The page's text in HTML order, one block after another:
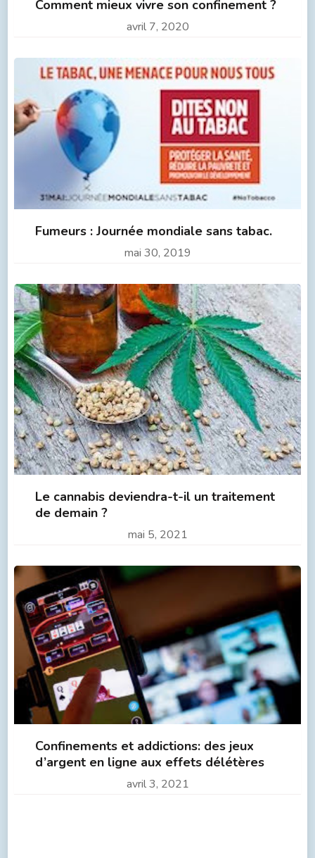
Comment mieux vivre son confinement ?
avril 7, 2020
Fumeurs : Journée mondiale sans tabac.
mai 30, 2019
Le cannabis deviendra-t-il un traitement
de demain ?
mai 5, 2021
Confinements et addictions: des jeux
d’argent en ligne aux effets délétères
avril 3, 2021